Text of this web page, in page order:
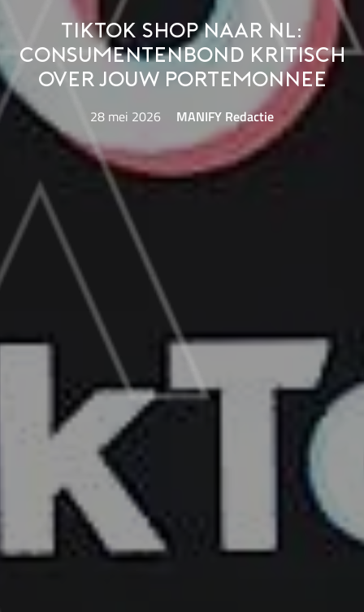
TikTok Shop naar NL:
Consumentenbond kritisch
over jouw portemonnee
28 mei 2026 MANIFY Redactie